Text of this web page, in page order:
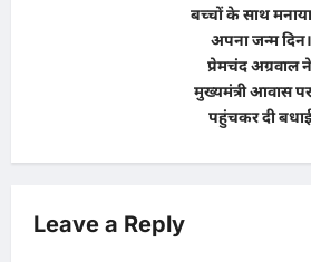
i
a
बच्चों के साथ मनाया
अपना जन्म दिन।
प्रेमचंद अग्रवाल ने
मुख्यमंत्री आवास पर
पहुंचकर दी बधाई
Leave a Reply